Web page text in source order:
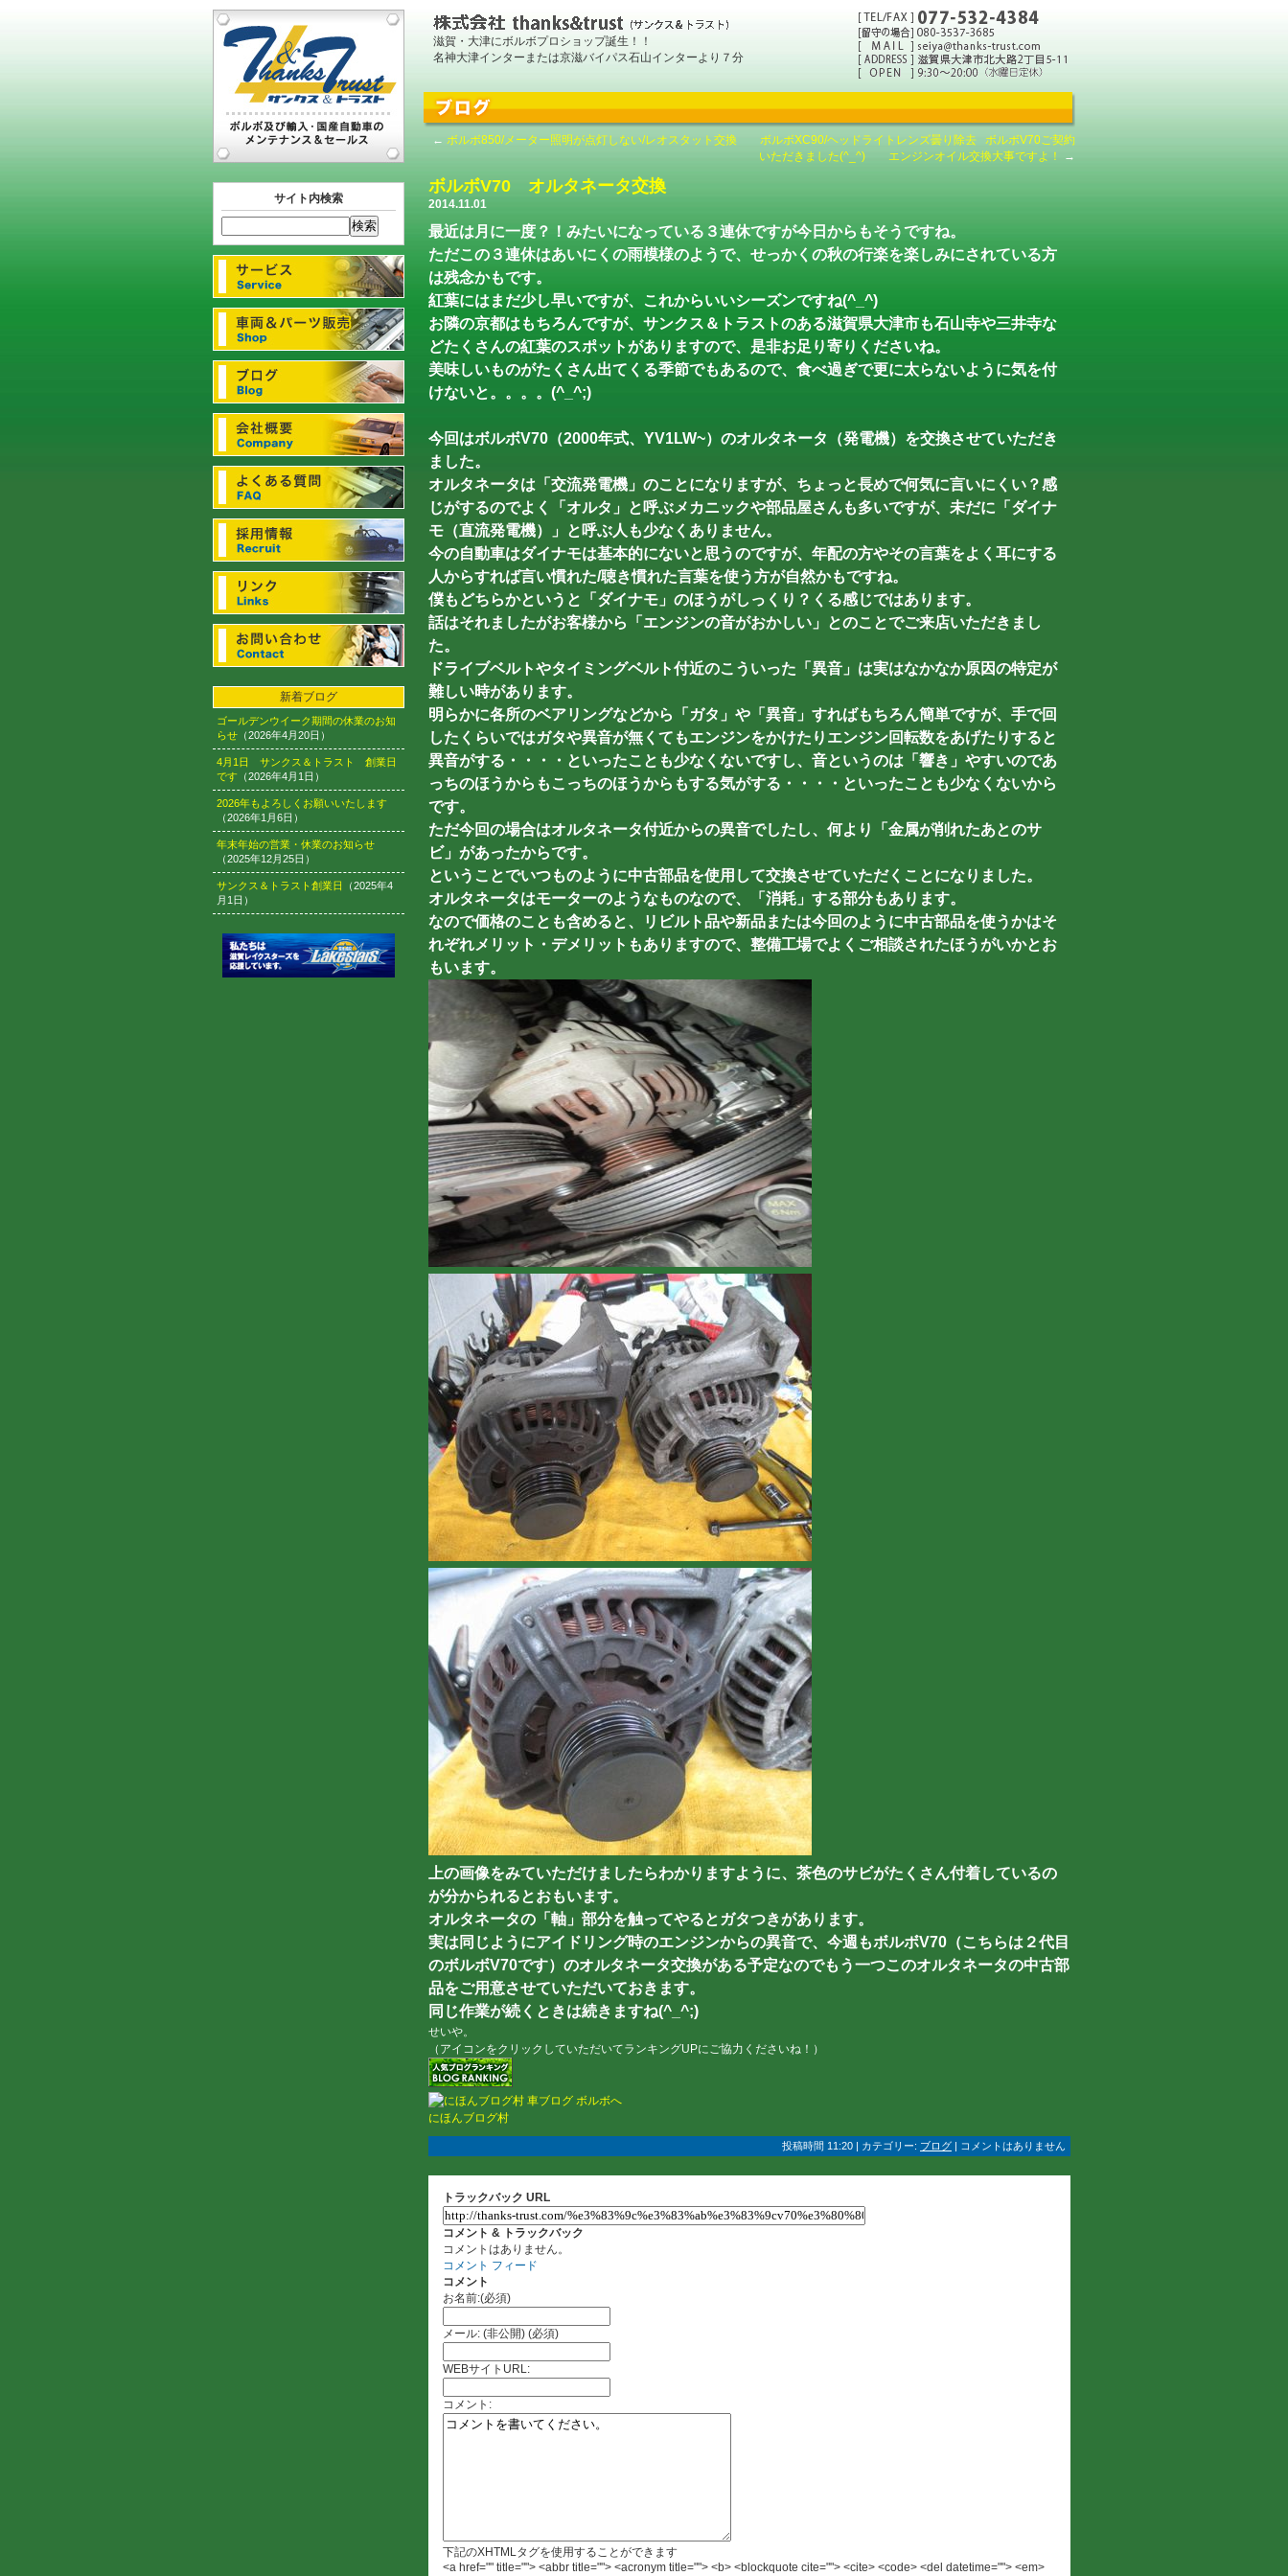
滋賀・大津にボルボプロショップ誕生！！
名神大津インターまたは京滋バイパス石山インターより７分
サイト内検索
新着ブログ
ゴールデンウイーク期間の休業のお知
らせ （2026年4月20日）
4月1日 サンクス＆トラスト 創業日
です （2026年4月1日）
2026年もよろしくお願いいたします
（2026年1月6日）
年末年始の営業・休業のお知らせ
（2025年12月25日）
サンクス＆トラスト創業日
（2025年4
月1日）
← ボルボ850/メーター照明が点灯しない/レオスタット交換 ボルボXC90/ヘッドライトレンズ曇り除去
ボルボV70ご契約
いただきました(^_^) エンジンオイル交換大事ですよ！
→
ボルボV70 オルタネータ交換
2014.11.01
最近は月に一度？！みたいになっている３連休ですが今日からもそうですね。
ただこの３連休はあいにくの雨模様のようで、せっかくの秋の行楽を楽しみにされている方
は残念かもです。
紅葉にはまだ少し早いですが、これからいいシーズンですね(^_^)
お隣の京都はもちろんですが、サンクス＆トラストのある滋賀県大津市も石山寺や三井寺な
どたくさんの紅葉のスポットがありますので、是非お足り寄りくださいね。
美味しいものがたくさん出てくる季節でもあるので、食べ過ぎで更に太らないように気を付
けないと。。。。(^_^;)
今回はボルボV70（2000年式、YV1LW~）のオルタネータ（発電機）を交換させていただき
ました。
オルタネータは「交流発電機」のことになりますが、ちょっと長めで何気に言いにくい？感
じがするのでよく「オルタ」と呼ぶメカニックや部品屋さんも多いですが、未だに「ダイナ
モ（直流発電機）」と呼ぶ人も少なくありません。
今の自動車はダイナモは基本的にないと思うのですが、年配の方やその言葉をよく耳にする
人からすれば言い慣れた/聴き慣れた言葉を使う方が自然かもですね。
僕もどちらかというと「ダイナモ」のほうがしっくり？くる感じではあります。
話はそれましたがお客様から「エンジンの音がおかしい」とのことでご来店いただきまし
た。
ドライブベルトやタイミングベルト付近のこういった「異音」は実はなかなか原因の特定が
難しい時があります。
明らかに各所のベアリングなどから「ガタ」や「異音」すればもちろん簡単ですが、手で回
したくらいではガタや異音が無くてもエンジンをかけたりエンジン回転数をあげたりすると
異音がする・・・・といったことも少なくないですし、音というのは「響き」やすいのであ
っちのほうからもこっちのほうからもする気がする・・・・といったことも少なくないから
です。
ただ今回の場合はオルタネータ付近からの異音でしたし、何より「金属が削れたあとのサ
ビ」があったからです。
ということでいつものように中古部品を使用して交換させていただくことになりました。
オルタネータはモーターのようなものなので、「消耗」する部分もあります。
なので価格のことも含めると、リビルト品や新品または今回のように中古部品を使うかはそ
れぞれメリット・デメリットもありますので、整備工場でよくご相談されたほうがいかとお
もいます。
上の画像をみていただけましたらわかりますように、茶色のサビがたくさん付着しているの
が分かられるとおもいます。
オルタネータの「軸」部分を触ってやるとガタつきがあります。
実は同じようにアイドリング時のエンジンからの異音で、今週もボルボV70（こちらは２代目
のボルボV70です）のオルタネータ交換がある予定なのでもう一つこのオルタネータの中古部
品をご用意させていただいておきます。
同じ作業が続くときは続きますね(^_^;)
せいや。
（アイコンをクリックしていただいてランキングUPにご協力くださいね！）
にほんブログ村
投稿時間 11:20 | カテゴリー: ブログ | コメントはありません
トラックバック URL
コメント & トラックバック
コメントはありません。
コメント フィード
コメント
お名前:(必須)
メール: (非公開) (必須)
WEBサイトURL:
コメント:
下記のXHTMLタグを使用することができます
<a href="" title=""> <abbr title=""> <acronym title=""> <b> <blockquote cite=""> <cite> <code> <del datetime=""> <em>